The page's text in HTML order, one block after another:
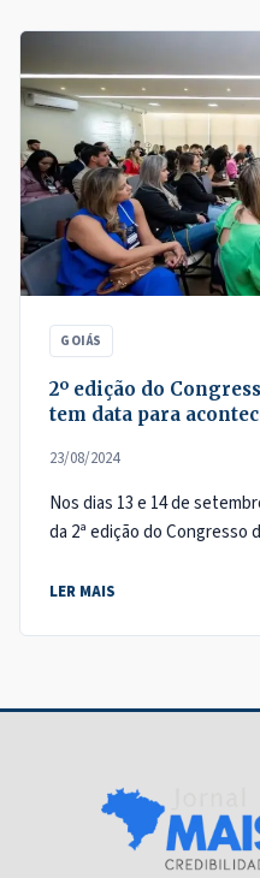
GOIÁS
2º edição do
tem data para
23/08/2024
Nos dias 13 e 14 de
da 2ª edição do Congresso
LER MAIS